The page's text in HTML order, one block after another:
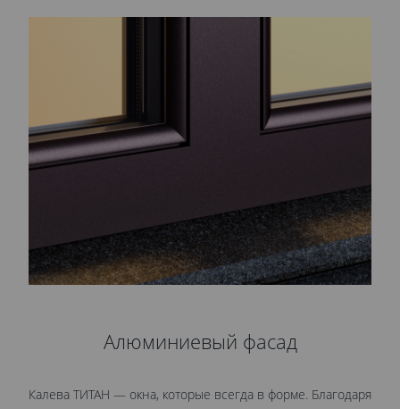
Алюминиевый фасад
Калева ТИТАН — окна, которые всегда в форме. Благодаря